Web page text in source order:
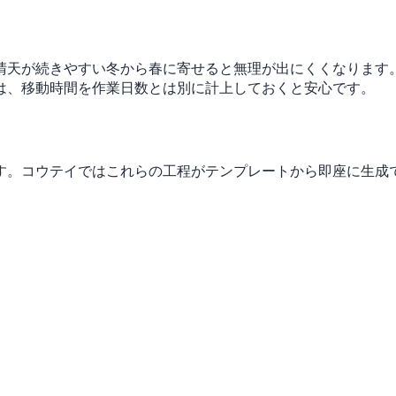
が続きやすい冬から春に寄せると無理が出にくくなりま
移動時間を作業日数とは別に計上しておくと安心です。
コウテイではこれらの工程がテンプレートから即座に生成